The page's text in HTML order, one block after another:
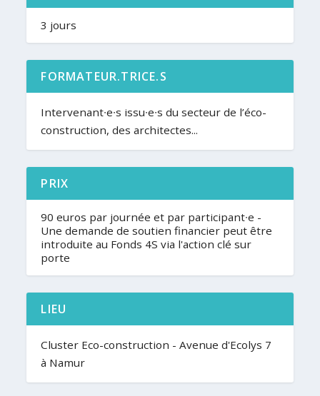
3 jours
FORMATEUR.TRICE.S
Intervenant∙e∙s issu∙e∙s du secteur de l’éco-
construction, des architectes...
PRIX
90 euros par journée et par participant∙e -
Une demande de soutien financier peut être
introduite au Fonds 4S via l'action clé sur
porte
LIEU
Cluster Eco-construction - Avenue d'Ecolys 7
à Namur